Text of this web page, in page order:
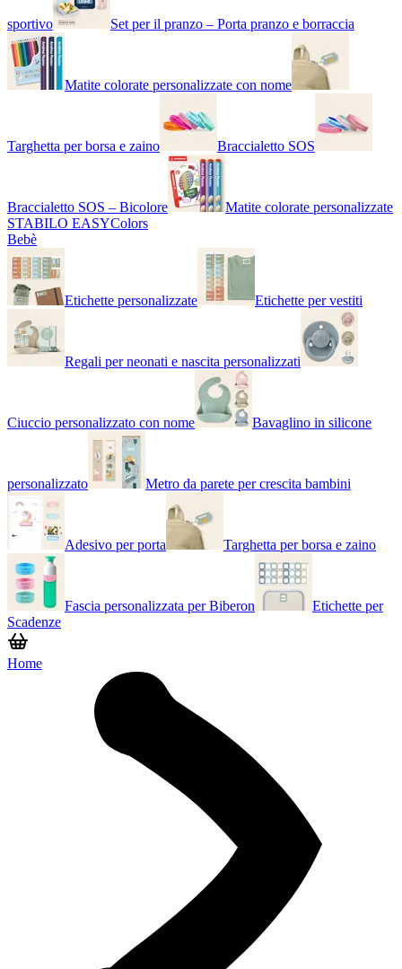
sportivo Set per il pranzo – Porta pranzo e borraccia
Matite colorate personalizzate con nome
Targhetta per borsa e zaino Braccialetto SOS
Braccialetto SOS – Bicolore
Matite colorate personalizzate
STABILO EASYColors
Bebè
Etichette personalizzate Etichette per vestiti
Regali per neonati e nascita personalizzati
Ciuccio personalizzato con nome Bavaglino in silicone
personalizzato Metro da parete per crescita bambini
Adesivo per porta Targhetta per borsa e zaino
Fascia personalizzata per Biberon
Etichette per
Scadenze
Home